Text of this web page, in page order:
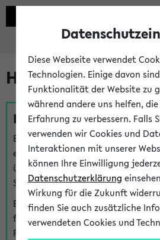
Hilfe & Kontakt
Fragen zu einzelnen
Bei inhaltlichen und
einzelnen Veranstaltungen finden
über denFragen-Link bei jeder
Support kann hier meist keine
Bei Veranstaltungen mit eKVV
finden Sie eine Auskunft über die
Platzzuteilung im eKVV
Diese Webseite verwendet
Technologien. Einige davon
Funktionalität der Website zu
während andere uns helfen,
Erfahrung zu verbessern. Falls
verwenden wir Cookies und
Interaktionen mit unserer
können Ihre Einwilligung
Datenschutzerklärung
Wirkung für die Zukunft
finden Sie auch zusätzliche
verwendeten Cookies und